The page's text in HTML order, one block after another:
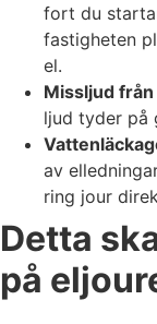
fort du
fastigheten
el.
Missljud
ljud tyder på
av
ring jour
Detta
på